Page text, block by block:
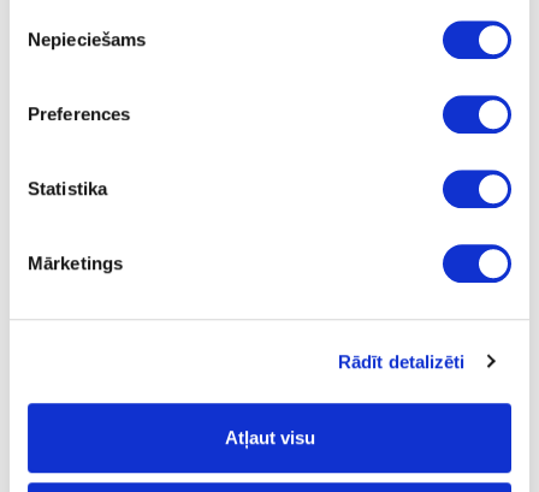
izvēle
Nepieciešams
Preferences
Statistika
Mārketings
Rādīt detalizēti
Atļaut visu